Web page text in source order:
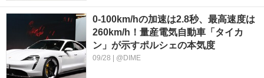
0-100km/hの加速は2.8秒、最高速度は
260km/h！量産電気自動車「タイカ
ン」が示すポルシェの本気度
09/28 | @DIME